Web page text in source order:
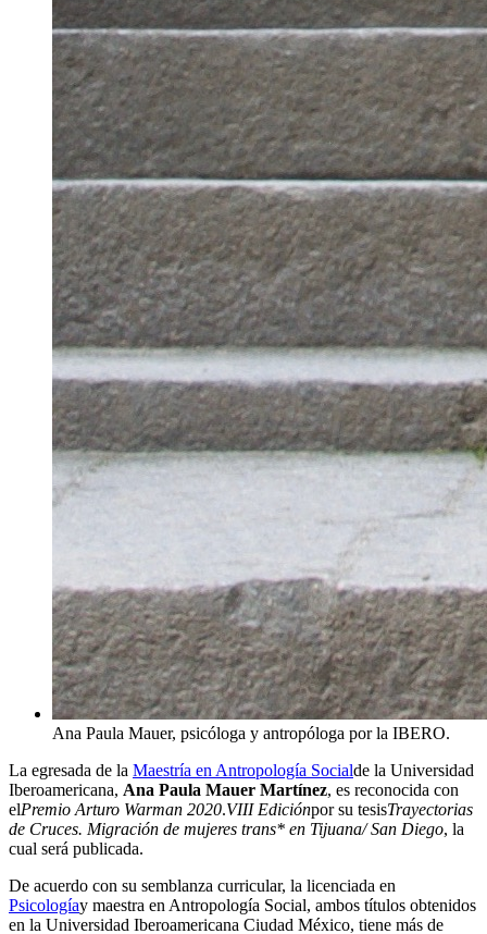
Ana Paula Mauer, psicóloga y antropóloga por la IBERO.
La egresada de la Maestría en Antropología Socialde la Universidad
Iberoamericana, Ana Paula Mauer Martínez, es reconocida con
elPremio Arturo Warman 2020.VIII Ediciónpor su tesisTrayectorias
de Cruces. Migración de mujeres trans* en Tijuana/ San Diego, la
cual será publicada.
De acuerdo con su semblanza curricular, la licenciada en
Psicologíay maestra en Antropología Social, ambos títulos obtenidos
en la Universidad Iberoamericana Ciudad México, tiene más de